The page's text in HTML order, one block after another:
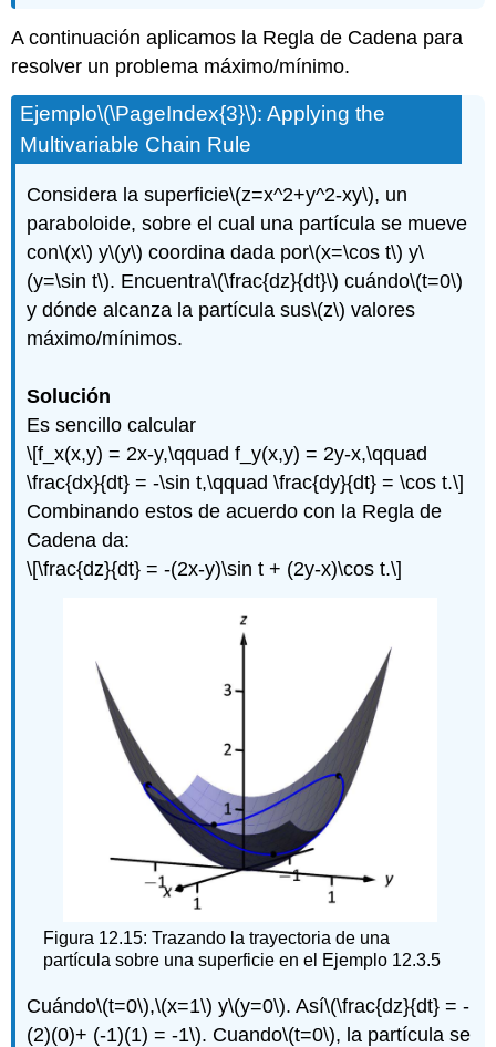
A continuación aplicamos la Regla de Cadena para
resolver un problema máximo/mínimo.
Ejemplo\(\PageIndex{3}\): Applying the
Multivariable Chain Rule
Considera la superficie\(z=x^2+y^2-xy\), un
paraboloide, sobre el cual una partícula se mueve
con\(x\) y\(y\) coordina dada por\(x=\cos t\) y\
(y=\sin t\). Encuentra\(\frac{dz}{dt}\) cuándo\(t=0\)
y dónde alcanza la partícula sus\(z\) valores
máximo/mínimos.
Solución
Es sencillo calcular
\[f_x(x,y) = 2x-y,\qquad f_y(x,y) = 2y-x,\qquad
\frac{dx}{dt} = -\sin t,\qquad \frac{dy}{dt} = \cos t.\]
Combinando estos de acuerdo con la Regla de
Cadena da:
\[\frac{dz}{dt} = -(2x-y)\sin t + (2y-x)\cos t.\]
Figura 12.15: Trazando la trayectoria de una
partícula sobre una superficie en el Ejemplo 12.3.5
Cuándo\(t=0\),\(x=1\) y\(y=0\). Así\(\frac{dz}{dt} = -
(2)(0)+ (-1)(1) = -1\). Cuando\(t=0\), la partícula se